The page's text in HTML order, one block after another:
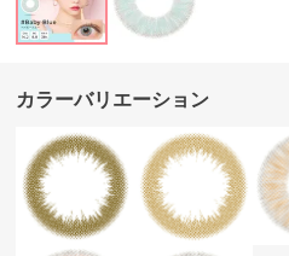
カラーバリエーション